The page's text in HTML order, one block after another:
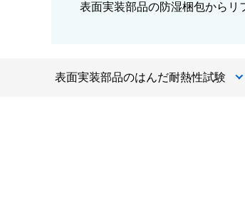
表面実装部品の防湿梱包からリ
表面実装部品のはんだ耐熱性試験